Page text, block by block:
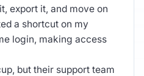
export it, and move on
a shortcut on my
login, making access
but their support team